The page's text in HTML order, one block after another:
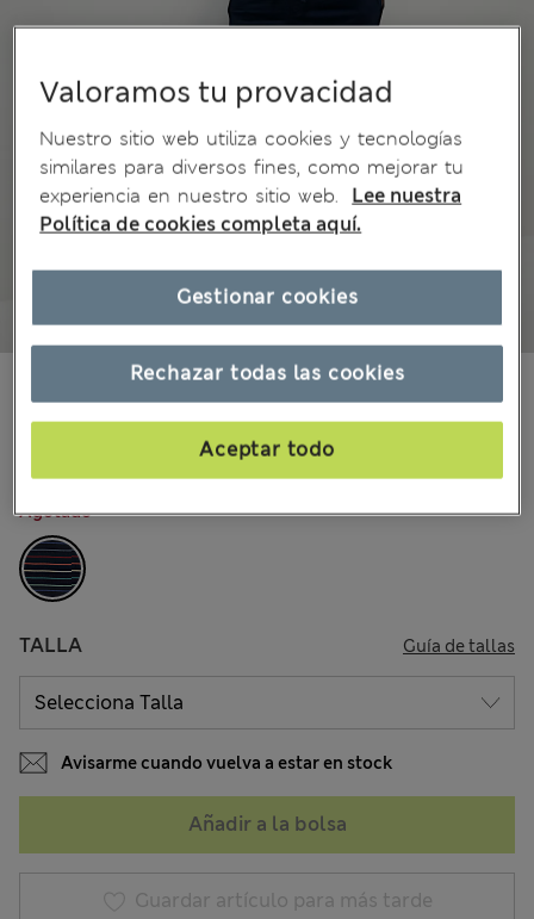
8 Opiniones
Todos los precios incluyen impuestos y aranceles
COLOR: Mezcla De Tonos Azul Marino
Agotado
TALLA Guía de tallas
Avisarme cuando vuelva a estar en stock
Añadir a la bolsa
Guardar artículo para más tarde
Valoramos tu provacidad
Nuestro sitio web utiliza cookies y tecnologías
similares para diversos fines, como mejorar tu
experiencia en nuestro sitio web.
Lee nuestra
Política de cookies completa aquí.
Rechazar todas las cookies
Aceptar todo
Gestionar cookies